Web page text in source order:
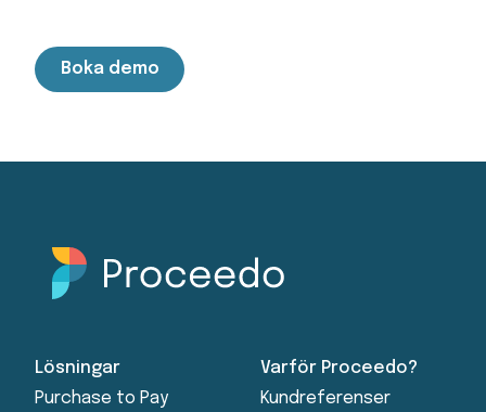
Lösningar
Purchase to Pay
Varför Proceedo?
Kundreferenser